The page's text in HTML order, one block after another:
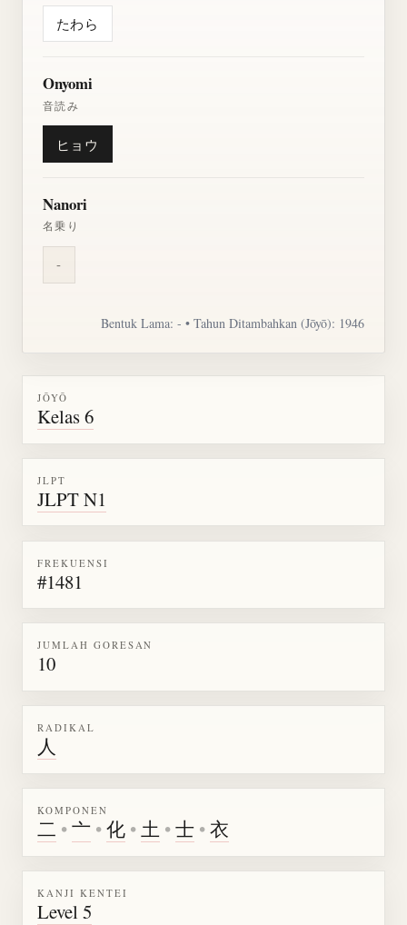
たわら
Onyomi
音読み
ヒョウ
Nanori
名乗り
-
Bentuk Lama: - • Tahun Ditambahkan (Jōyō): 1946
JŌYŌ
Kelas 6
JLPT
JLPT N1
FREKUENSI
#1481
JUMLAH GORESAN
10
RADIKAL
人
KOMPONEN
二 •亠 •化 •土 •士 •衣
KANJI KENTEI
Level 5